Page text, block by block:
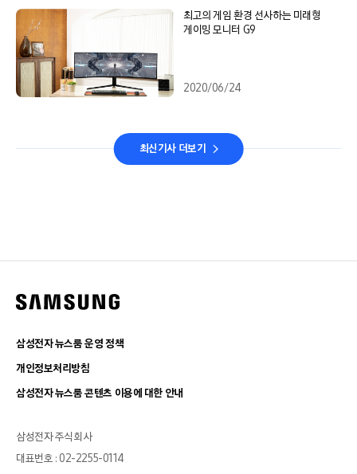
최고의 게임 환경 선사하는 미래형
게이밍 모니터 G9
2020/06/24
최신기사 더보기
삼성전자 뉴스룸 운영 정책
개인정보처리방침
삼성전자 뉴스룸 콘텐츠 이용에 대한 안내
삼성전자 주식회사
대표번호 : 02-2255-0114